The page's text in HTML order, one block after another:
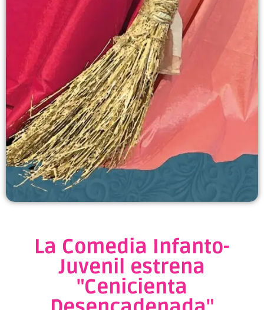
La Comedia Infanto-
Juvenil estrena
"Cenicienta